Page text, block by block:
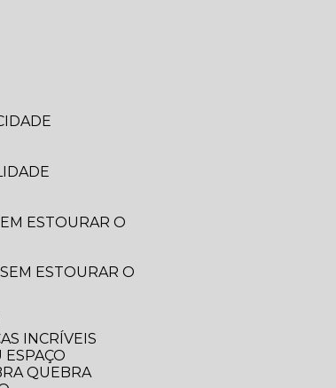
INCRÍVEIS
ESPAÇO
QUEBRA